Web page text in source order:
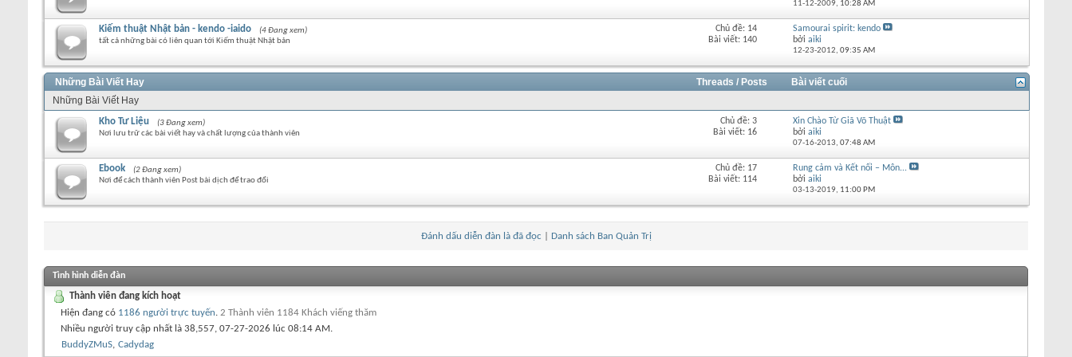
11-12-2009, 10:28 AM
Kiếm thuật Nhật bản - kendo -iaido
(4 Đang xem)
tất cả những bài có liên quan tới Kiếm thuật Nhật bản
Chủ đề: 14
Bài viết: 140
Samourai spirit: kendo
bởi aiki
12-23-2012, 09:35 AM
Những Bài Viết Hay Threads / Posts
Bài viết cuối
Những Bài Viết Hay
Kho Tư Liệu
(3 Đang xem)
Nơi lưu trữ các bài viết hay và chất lượng của thành viên
Chủ đề: 3
Bài viết: 16
Xin Chào Từ Giã Võ Thuật
bởi aiki
07-16-2013, 07:48 AM
Ebook
(2 Đang xem)
Nơi để cách thành viên Post bài dịch để trao đổi
Chủ đề: 17
Bài viết: 114
Rung cảm và Kết nối – Môn...
bởi aiki
03-13-2019, 11:00 PM
Đánh dấu diễn đàn là đã đọc Danh sách Ban Quản Trị
Tình hình diễn đàn
Thành viên đang kích hoạt
Hiện đang có 1186 người trực tuyến. 2 Thành viên 1184 Khách viếng thăm
Nhiều người truy cập nhất là 38,557, 07-27-2026 lúc 08:14 AM.
BuddyZMuS, Cadydag